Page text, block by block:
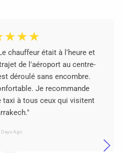
☆ ☆ ☆
chauffeur était à l'heure et
de l'aéroport au centre-
déroulé sans encombre.
Je recommande
taxi à tous ceux qui visitent
Days Ago